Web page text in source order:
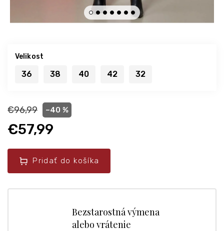
€96,99 –40 %
€57,99
Pridať do košíka
Velikost
36 38 40 42 32
Bezstarostná výmena
alebo vrátenie